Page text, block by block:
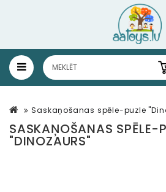
Saskaņošanas spēle-puzle
SASKAŅOŠANAS SPĒLE-
"DINOZAURS"